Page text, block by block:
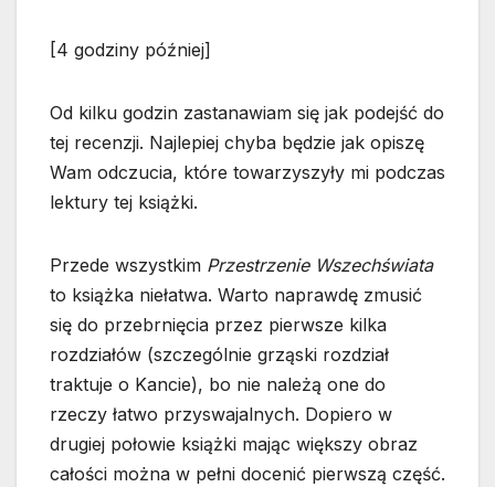
[4 godziny później]
Od kilku godzin zastanawiam się jak podejść do
tej recenzji. Najlepiej chyba będzie jak opiszę
Wam odczucia, które towarzyszyły mi podczas
lektury tej książki.
Przede wszystkim Przestrzenie Wszechświata
to książka niełatwa. Warto naprawdę zmusić
się do przebrnięcia przez pierwsze kilka
rozdziałów (szczególnie grząski rozdział
traktuje o Kancie), bo nie należą one do
rzeczy łatwo przyswajalnych. Dopiero w
drugiej połowie książki mając większy obraz
całości można w pełni docenić pierwszą część.